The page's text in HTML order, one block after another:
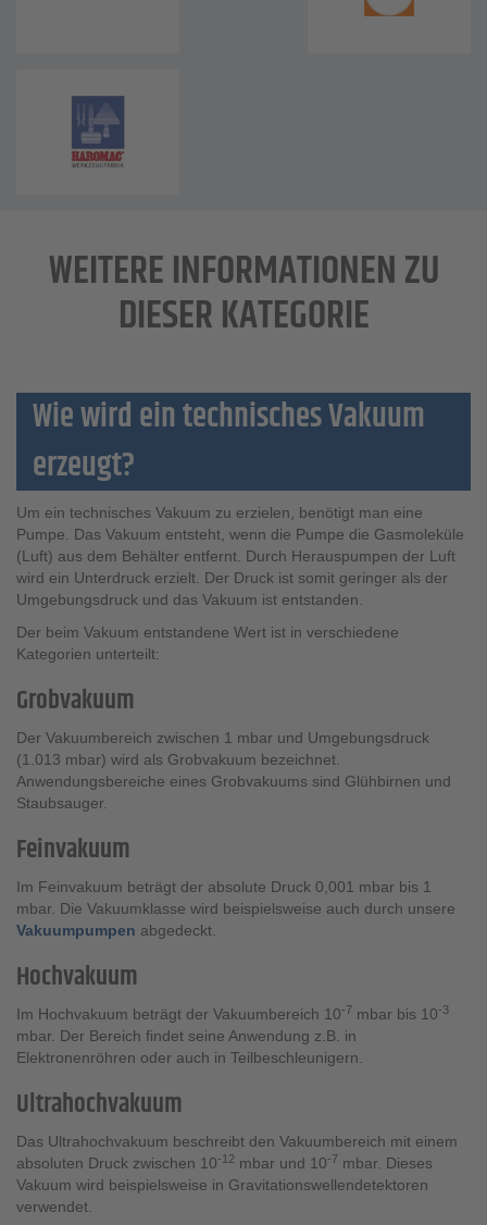
WEITERE INFORMATIONEN ZU
DIESER KATEGORIE
Wie wird ein technisches Vakuum
erzeugt?
Um ein technisches Vakuum zu erzielen, benötigt man eine
Pumpe. Das Vakuum entsteht, wenn die Pumpe die Gasmoleküle
(Luft) aus dem Behälter entfernt. Durch Herauspumpen der Luft
wird ein Unterdruck erzielt. Der Druck ist somit geringer als der
Umgebungsdruck und das Vakuum ist entstanden.
Der beim Vakuum entstandene Wert ist in verschiedene
Kategorien unterteilt:
Grobvakuum
Der Vakuumbereich zwischen 1 mbar und Umgebungsdruck
(1.013 mbar) wird als Grobvakuum bezeichnet.
Anwendungsbereiche eines Grobvakuums sind Glühbirnen und
Staubsauger.
Feinvakuum
Im Feinvakuum beträgt der absolute Druck 0,001 mbar bis 1
mbar. Die Vakuumklasse wird beispielsweise auch durch unsere
Vakuumpumpen abgedeckt.
Hochvakuum
Im Hochvakuum beträgt der Vakuumbereich 10-7 mbar bis 10-3
mbar. Der Bereich findet seine Anwendung z.B. in
Elektronenröhren oder auch in Teilbeschleunigern.
Ultrahochvakuum
Das Ultrahochvakuum beschreibt den Vakuumbereich mit einem
absoluten Druck zwischen 10-12 mbar und 10-7 mbar. Dieses
Vakuum wird beispielsweise in Gravitationswellendetektoren
verwendet.